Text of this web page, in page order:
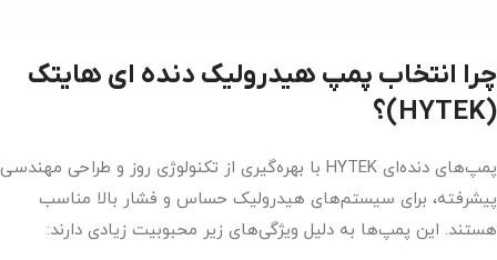
چرا انتخاب پمپ هیدرولیک دنده ای هایتک
(HYTEK)؟
پمپ‌های دنده‌ای HYTEK با بهره‌گیری از تکنولوژی روز و طراحی مهندسی
پیشرفته، برای سیستم‌های هیدرولیک حساس و فشار بالا مناسب
هستند. این پمپ‌ها به دلیل ویژگی‌های زیر محبوبیت زیادی دارند: